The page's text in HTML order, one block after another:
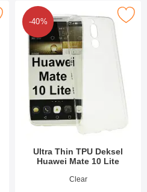
Mate 10 Lite som favoritt
-40%
Ultra Thin TPU Deksel
Huawei Mate 10 Lite
Varenummer 25204
Clear
ultra Thin TPU Deksel